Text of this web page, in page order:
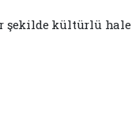
şekilde kültürlü hale